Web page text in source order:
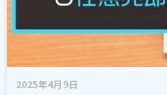
2025年4月9日